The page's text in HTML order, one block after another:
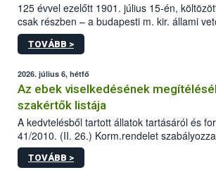
125 évvel ezelőtt 1901. július 15-én,
csak részben – a budapesti m. kir. állami
állomás a Kis Rókus utca 15. szám alatti,
tervezett új épületébe.
TOVÁBB >
2026. július 6, hétfő
Az ebek viselkedésének
szakértők listája
A kedvtelésből tartott állatok tartásáról és
41/2010. (II. 26.) Korm.rendelet
sérülés, illetve ennek veszélye
hatósági feladatokat, valamint a veszélyes
TOVÁBB >